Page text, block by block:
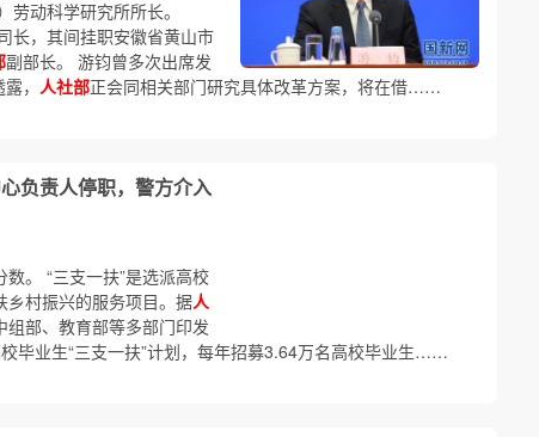
劳动科学研究所所长。
长，其间挂职安徽省黄山市
副部长。 游钧曾多次出席发
， 人社部正会同相关部门研究具体改革方案，将在借……
负责人停职，警方介入
。 “三支一扶”是选派高校
乡村振兴的服务项目。据人
组部、教育部等多部门印发
毕业生“三支一扶”计划，每年招募3.64万名高校毕业生……